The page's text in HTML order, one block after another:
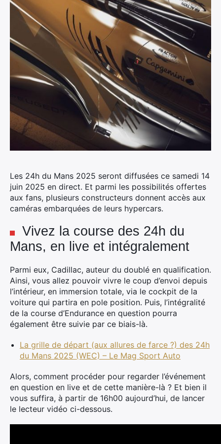
Les 24h du Mans 2025 seront diffusées ce samedi 14
juin 2025 en direct. Et parmi les possibilités offertes
aux fans, plusieurs constructeurs donnent accès aux
caméras embarquées de leurs hypercars.
Vivez la course des 24h du
Mans, en live et intégralement
Parmi eux, Cadillac, auteur du doublé en qualification.
Ainsi, vous allez pouvoir vivre le coup d’envoi depuis
l’intérieur, en immersion totale, via le cockpit de la
voiture qui partira en pole position. Puis, l’intégralité
de la course d’Endurance en question pourra
également être suivie par ce biais-là.
La grille de départ (aux allures de farce ?) des 24h
du Mans 2025 (WEC) – Le Mag Sport Auto
Alors, comment procéder pour regarder l’événement
en question en live et de cette manière-là ? Et bien il
vous suffira, à partir de 16h00 aujourd’hui, de lancer
le lecteur vidéo ci-dessous.